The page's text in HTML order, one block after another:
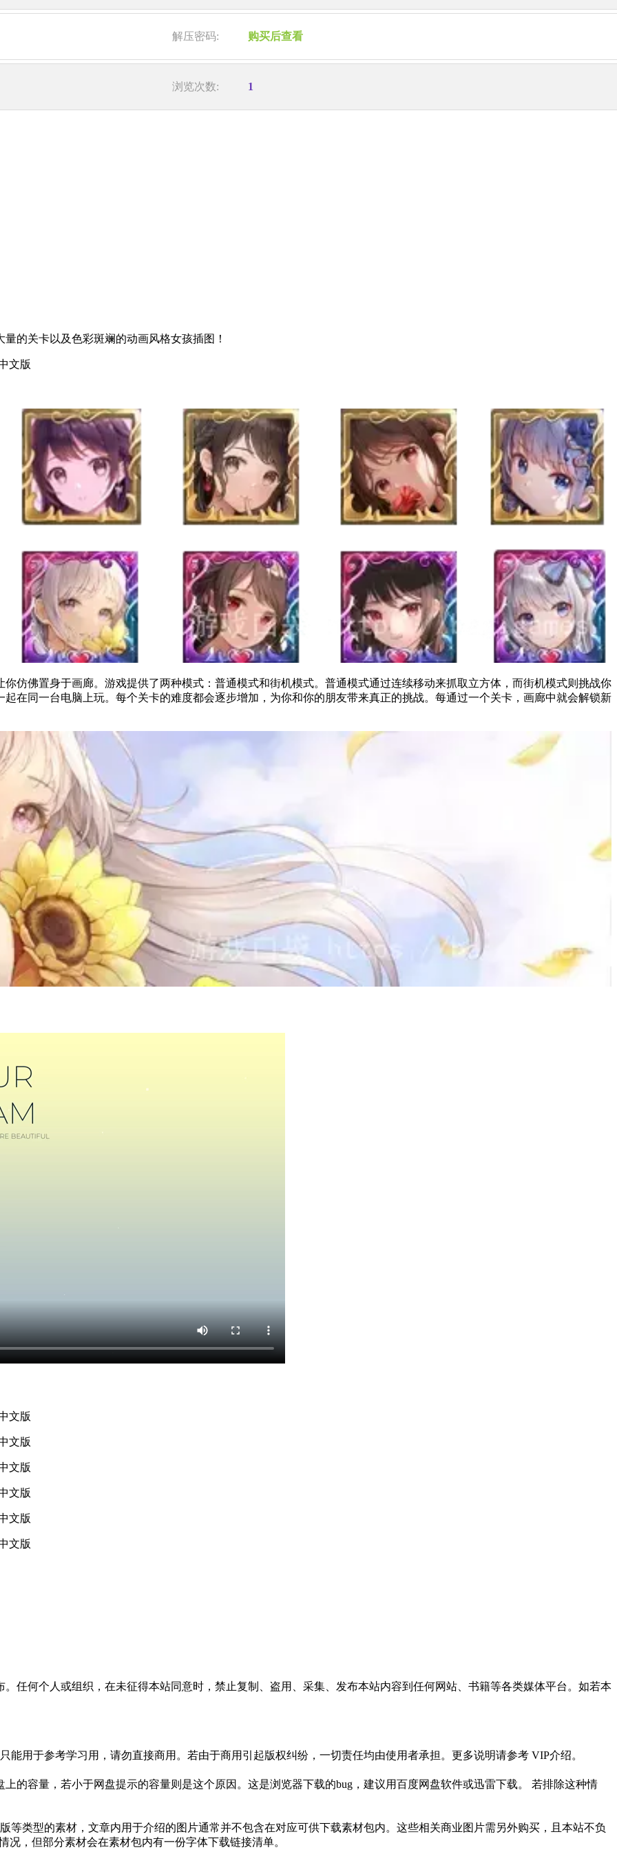
解压密码: 购买后查看
浏览次数: 1
的关卡以及色彩斑斓的动画风格女孩插图！
仿佛置身于画廊。游戏提供了两种模式：普通模式和街机模式。普通模式通过连续移动来抓取立方体，而街机模式则挑战你
在同一台电脑上玩。每个关卡的难度都会逐步增加，为你和你的朋友带来真正的挑战。每通过一个关卡，画廊中就会解锁新
任何个人或组织，在未征得本站同意时，禁止复制、盗用、采集、发布本站内容到任何网站、书籍等各类媒体平台。如若本
能用于参考学习用，请勿直接商用。若由于商用引起版权纠纷，一切责任均由使用者承担。更多说明请参考 VIP介绍。
的容量，若小于网盘提示的容量则是这个原因。这是浏览器下载的bug，建议用百度网盘软件或迅雷下载。 若排除这种情
等类型的素材，文章内用于介绍的图片通常并不包含在对应可供下载素材包内。这些相关商业图片需另外购买，且本站不负
，但部分素材会在素材包内有一份字体下载链接清单。